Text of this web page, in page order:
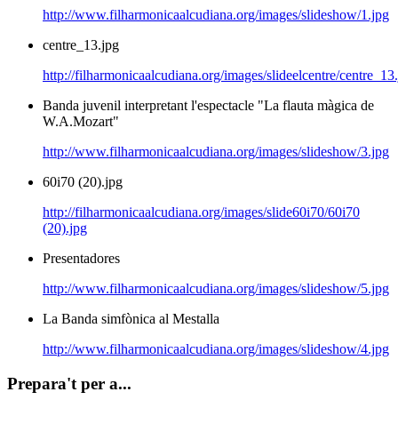
http://www.filharmonicaalcudiana.org/images/slideshow/1.jpg
centre_13.jpg
http://filharmonicaalcudiana.org/images/slideelcentre/
Banda juvenil interpretant l'espectacle "La flauta màgica de
W.A.Mozart"
http://www.filharmonicaalcudiana.org/images/slideshow/3.jpg
60i70 (20).jpg
http://filharmonicaalcudiana.org/images/slide60i70/60i70
(20).jpg
Presentadores
http://www.filharmonicaalcudiana.org/images/slideshow/5.jpg
La Banda simfònica al Mestalla
http://www.filharmonicaalcudiana.org/images/slideshow/4.jpg
Prepara't per a...